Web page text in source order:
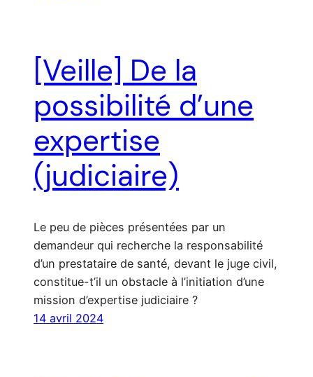
[Veille] De la
possibilité d’une
expertise
(judiciaire)
Le peu de pièces présentées par un
demandeur qui recherche la responsabilité
d’un prestataire de santé, devant le juge civil,
constitue-t’il un obstacle à l’initiation d’une
mission d’expertise judiciaire ?
14 avril 2024